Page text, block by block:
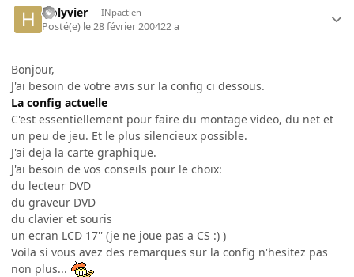
Holyvier INpactien
Posté(e) le 28 février 200422 a
Bonjour,
J'ai besoin de votre avis sur la config ci dessous.
La config actuelle
C'est essentiellement pour faire du montage video, du net et
un peu de jeu. Et le plus silencieux possible.
J'ai deja la carte graphique.
J'ai besoin de vos conseils pour le choix:
du lecteur DVD
du graveur DVD
du clavier et souris
un ecran LCD 17'' (je ne joue pas a CS :) )
Voila si vous avez des remarques sur la config n'hesitez pas
non plus...